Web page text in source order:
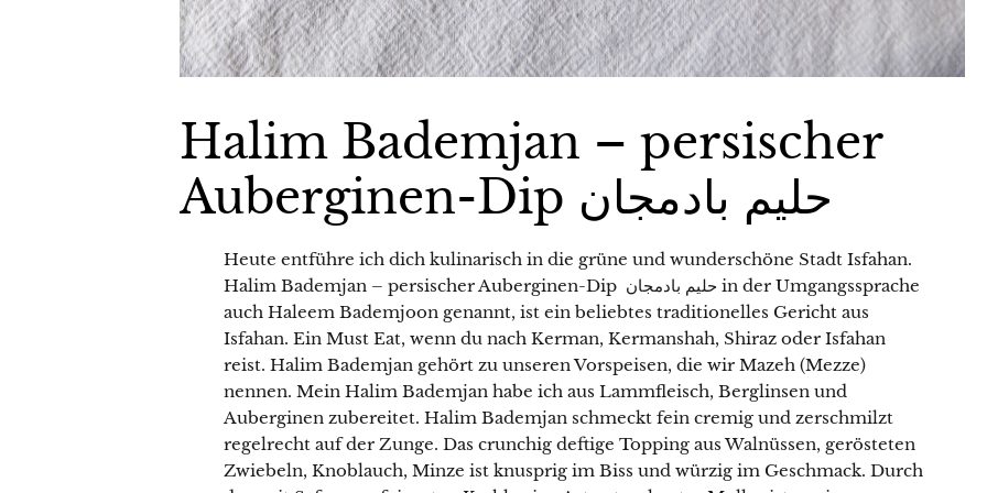
Halim Bademjan – persischer
Auberginen-Dip حلیم بادمجان
Heute entführe ich dich kulinarisch in die grüne und wunderschöne Stadt Isfahan.
Halim Bademjan – persischer Auberginen-Dip حلیم بادمجان in der Umgangssprache
auch Haleem Bademjoon genannt, ist ein beliebtes traditionelles Gericht aus
Isfahan. Ein Must Eat, wenn du nach Kerman, Kermanshah, Shiraz oder Isfahan
reist. Halim Bademjan gehört zu unseren Vorspeisen, die wir Mazeh (Mezze)
nennen. Mein Halim Bademjan habe ich aus Lammfleisch, Berglinsen und
Auberginen zubereitet. Halim Bademjan schmeckt fein cremig und zerschmilzt
regelrecht auf der Zunge. Das crunchig deftige Topping aus Walnüssen, gerösteten
Zwiebeln, Knoblauch, Minze ist knusprig im Biss und würzig im Geschmack. Durch